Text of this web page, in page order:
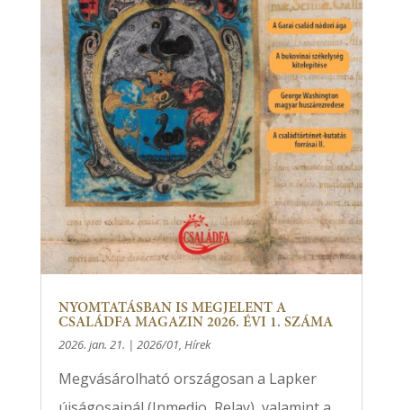
NYOMTATÁSBAN IS MEGJELENT A
CSALÁDFA MAGAZIN 2026. ÉVI 1. SZÁMA
2026. jan. 21. | 2026/01, Hírek
Megvásárolható országosan a Lapker